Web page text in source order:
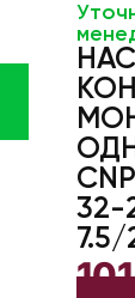
32-
7.5/